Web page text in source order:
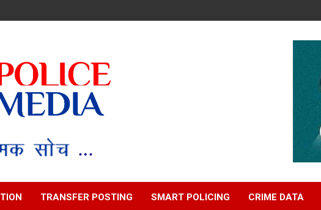
News
TRANSFER POSTING SMART POLICING CRIME DATA